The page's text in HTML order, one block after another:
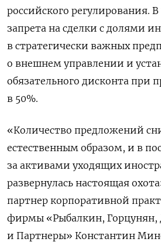
российского регулирования.
запрета на сделки с долями
в стратегически важных
о внешнем управлении и
обязательного дисконта при
в 50%.
«Количество предложений
естественным образом, и в
за активами уходящих
развернулась настоящая
партнер корпоративной
фирмы «Рыбалкин, Горцунян,
и Партнеры» Константин